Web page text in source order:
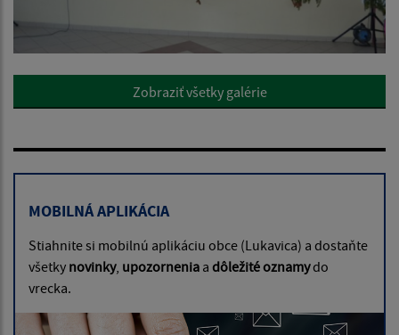
Zobraziť všetky galérie
MOBILNÁ APLIKÁCIA
Stiahnite si mobilnú aplikáciu obce (Lukavica) a dostaňte
všetky novinky, upozornenia a dôležité oznamydo
vrecka.